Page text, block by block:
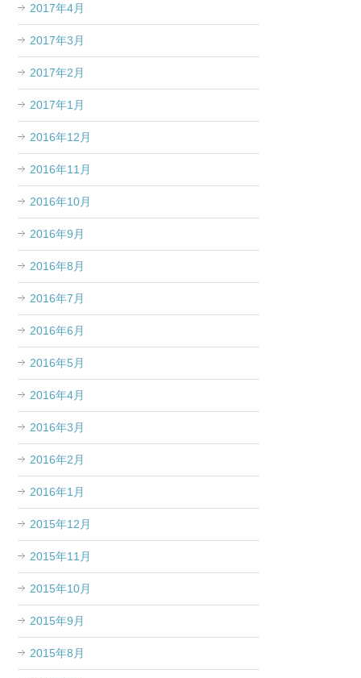
2017年4月
2017年3月
2017年2月
2017年1月
2016年12月
2016年11月
2016年10月
2016年9月
2016年8月
2016年7月
2016年6月
2016年5月
2016年4月
2016年3月
2016年2月
2016年1月
2015年12月
2015年11月
2015年10月
2015年9月
2015年8月